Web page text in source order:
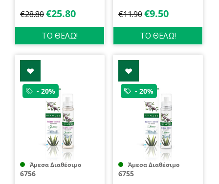
by Shiatsu
€28.80€25.80
ΤΟ ΘΕΛΩ!
€11.90 €9.50
ΤΟ ΘΕΛΩ!
- 20%
Άμεσα Διαθέσιμο
6756
- 20%
Άμεσα Διαθέσιμο
6755